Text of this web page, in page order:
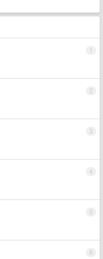
1
2
3
4
5
6